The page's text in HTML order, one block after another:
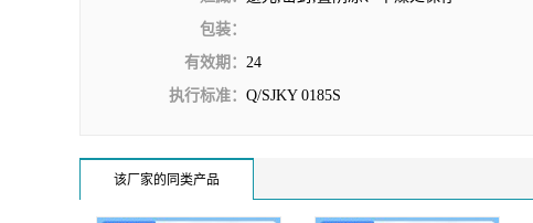
包装：
有效期： 24
执行标准： Q/SJKY 0185S
该厂家的同类产品